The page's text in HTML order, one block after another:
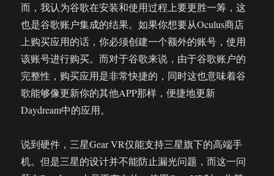
而，我认为谷歌在安装和使用过程上要更胜一筹，这
也是谷歌账户集成的结果。如果你想要从Oculus商店
上购买应用的话，你必须创建一个额外的账号，使用
该账号进行购买。而对于谷歌来说，由于谷歌账户的
完整性，购买应用是非常快捷的，同时这也意味着谷
歌能够像更新你的其他APP那样，便捷地更新
Daydream中的应用。
说到硬件，三星Gear VR仅能支持三星旗下的高端手
机。但是三星的设计并不能防止漏光问题，而这一问